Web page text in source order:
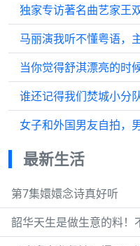
马丽演我听不懂粤语，
当你觉得舒淇漂亮的时
谁还记得我们焚城小分
最新生活
第7集嬛嬛念诗真好听
韶华天生是做生意的料！